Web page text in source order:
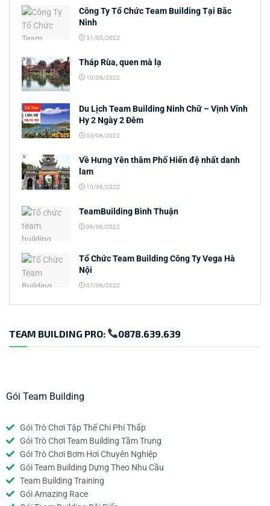
Công Ty Tổ Chức Team Building Tại Bắc
Ninh
31/05/2022
Tháp Rùa, quen mà lạ
10/06/2022
Du Lịch Team Building Ninh Chữ – Vịnh Vĩnh
Hy 2 Ngày 2 Đêm
03/06/2022
Về Hưng Yên thăm Phố Hiến đệ nhất danh
lam
10/06/2022
TeamBuilding Bình Thuận
06/06/2022
Tổ Chức Team Building Công Ty Vega Hà
Nội
07/06/2022
TEAM BUILDING PRO: 0878.639.639
Gói Team Building
Gói Trò Chơi Tập Thể Chi Phí Thấp
Gói Trò Chơi Team Building Tầm Trung
Gói Trò Chơi Bơm Hơi Chuyên Nghiệp
Gói Team Building Dựng Theo Nhu Cầu
Team Building Training
Gói Amazing Race